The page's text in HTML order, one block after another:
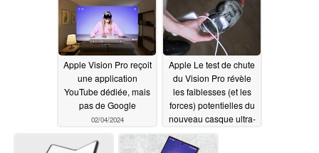
Apple Vision Pro reçoit
une application
YouTube dédiée, mais
pas de Google
02/04/2024
Apple Le test de chute
du Vision Pro révèle
les faiblesses (et les
forces) potentielles du
nouveau casque ultra-
premium02/04/2024